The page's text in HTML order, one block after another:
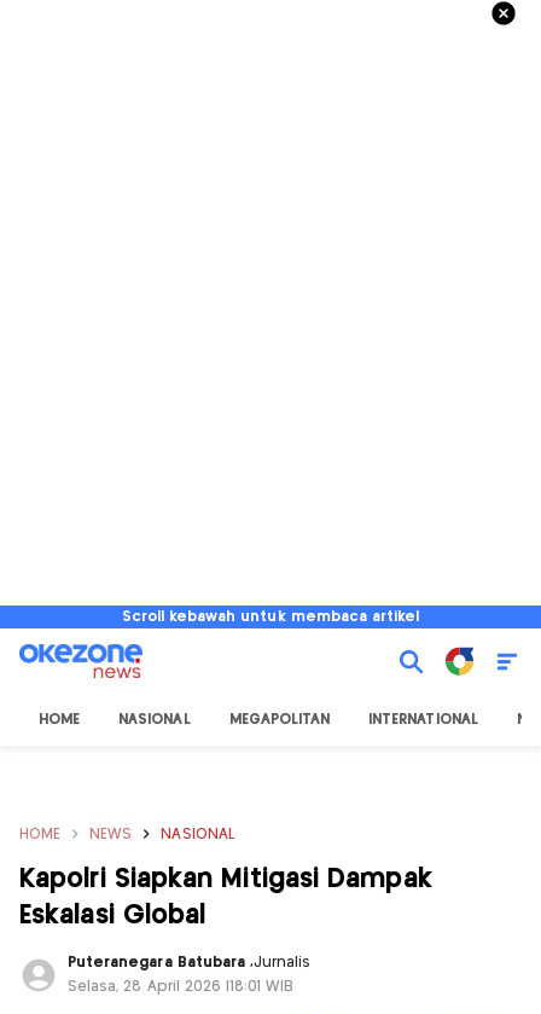
Scroll kebawah untuk membaca artikel
HOME NASIONAL MEGAPOLITAN INTERNATIONAL
HOME NEWS NASIONAL
Kapolri Siapkan Mitigasi Dampak
Eskalasi Global
Puteranegara Batubara,Jurnalis
Selasa, 28 April 2026 |18:01 WIB